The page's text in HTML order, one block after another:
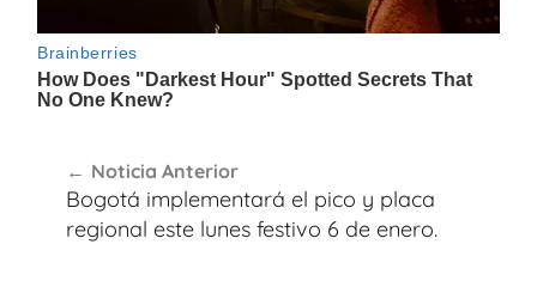
de
entradas
Noticia Anterior
Bogotá implementará el pico y placa
regional este lunes festivo 6 de enero.